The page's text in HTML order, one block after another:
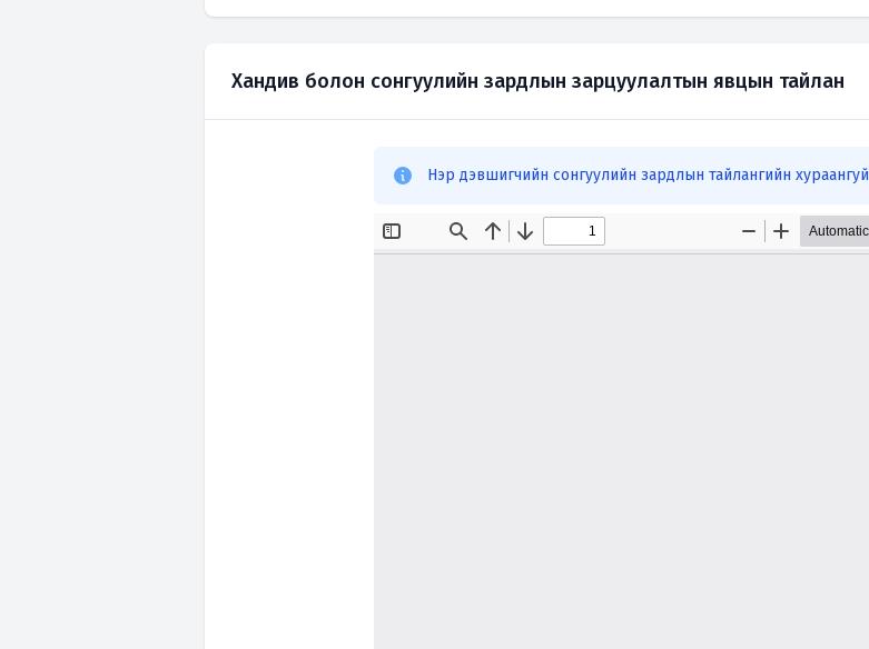
Хандив болон сонгуулийн зардлын зарцуулалтын явцын тайлан
Нэр дэвшигчийн сонгуулийн зардлын тайлангийн хураангуй